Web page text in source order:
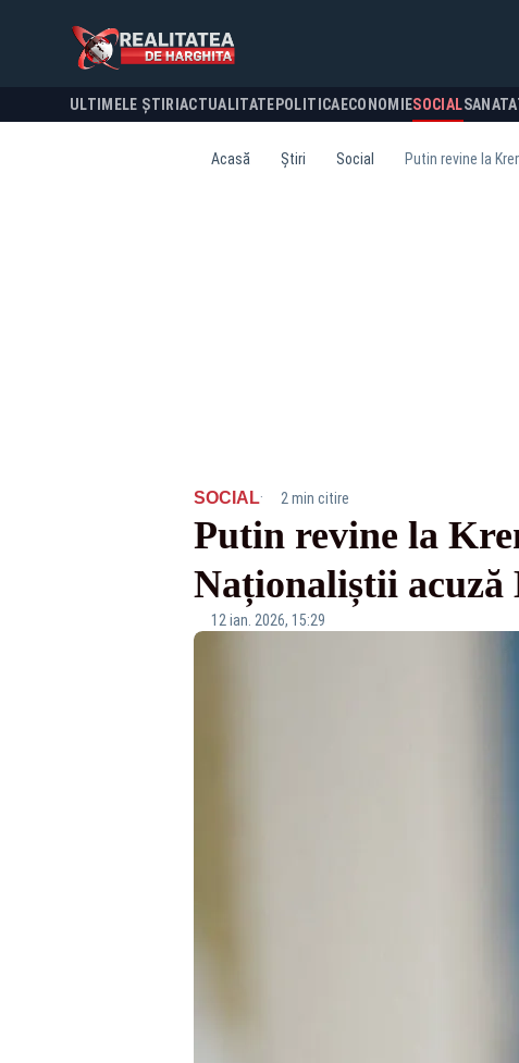
ULTIMELE ȘTIRI ACTUALITATE POLITICA ECONOMIESOCIAL
Acasă Știri Social Putin revine la
SOCIAL· 2 min citire
Putin revine la
Naționaliștii acuză
12 ian. 2026, 15:29